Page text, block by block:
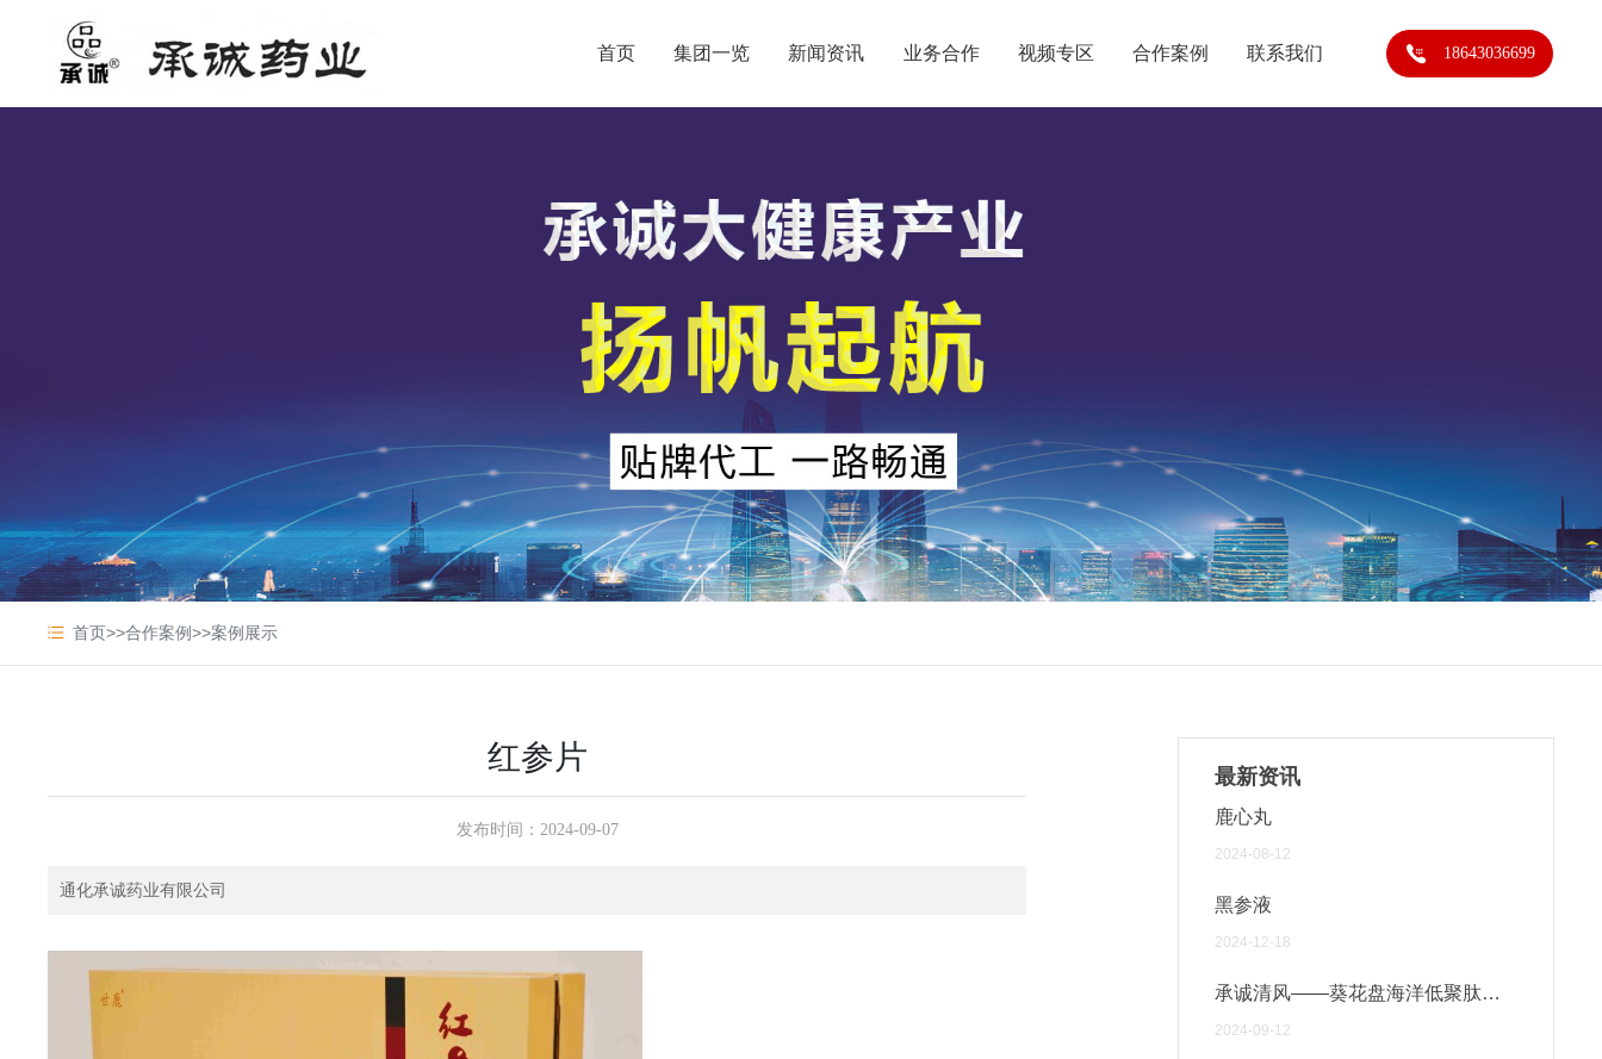
首页 集团一览 新闻资讯 业务合作 视频专区 合作案例 联系我们 18643036699
首页>>合作案例>>案例展示
红参片
发布时间： 2024-09-07
通化承诚药业有限公司
最新资讯
鹿心丸
2024-08-12
黑参液
2024-12-18
承诚清风——葵花盘海洋低聚肽固
体饮料
2024-09-12